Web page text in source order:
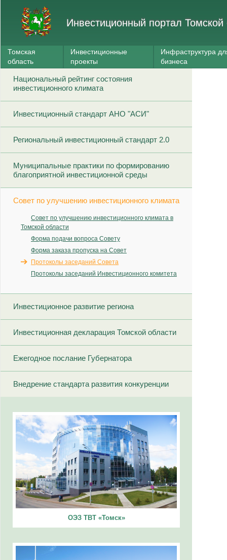
Инвестиционный портал Томской
Томская
область
Инвестиционные
проекты
Инфраструктура
бизнеса
Национальный рейтинг состояния
инвестиционного климата
Инвестиционный стандарт АНО "АСИ"
Региональный инвестиционный стандарт 2.0
Муниципальные практики по формированию
благоприятной инвестиционной среды
Совет по улучшению инвестиционного климата
Совет по улучшению инвестиционного климата в
Томской области
Форма подачи вопроса Совету
Форма заказа пропуска на Совет
Протоколы заседаний Совета
Протоколы заседаний Инвестиционного комитета
Инвестиционное развитие региона
Инвестиционная декларация Томской области
Ежегодное послание Губернатора
Внедрение стандарта развития конкуренции
ОЭЗ ТВТ «Томск»